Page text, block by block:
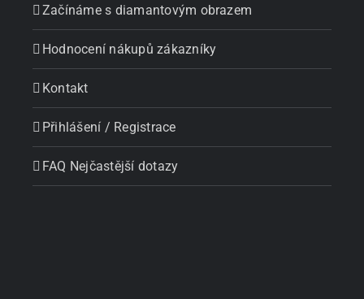
Začínáme s diamantovým obrazem
Hodnocení nákupů zákazníky
Kontakt
Přihlášení / Registrace
FAQ Nejčastější dotazy